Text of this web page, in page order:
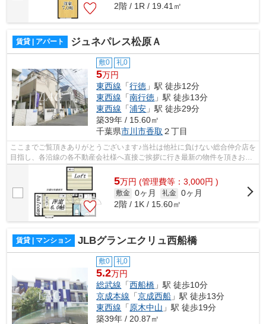
2階 / 1R / 19.41㎡
賃貸 | アパート ジュネパレス松原Ａ
敷0 礼0
5万円
東西線 「行徳 」駅 徒歩12分
東西線 「南行徳 」駅 徒歩13分
東西線 「浦安 」駅 徒歩29分
築39年 / 15.60㎡
千葉県市川市香取 ２丁目
ここまでご覧頂きありがとうございます♪当社は他社に負けない総合仲介店を
目指し、各沿線の各不動産会社様へ直接ご挨拶に行き最新の物件を頂きお客
様へ提供しております！最新の情報は...
5万円 (管理費等：3,000円 )
敷金 0ヶ月 礼金 0ヶ月
2階 / 1K / 15.60㎡
賃貸 | マンション JLBグランエクリュ西船橋
敷0 礼0
5.2万円
総武線 「西船橋 」駅 徒歩10分
京成本線 「京成西船 」駅 徒歩13分
東西線 「原木中山 」駅 徒歩19分
築39年 / 20.87㎡